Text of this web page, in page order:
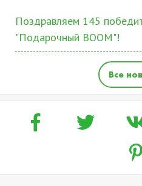
Поздравляем 145
"Подарочный BOOM"!
Все